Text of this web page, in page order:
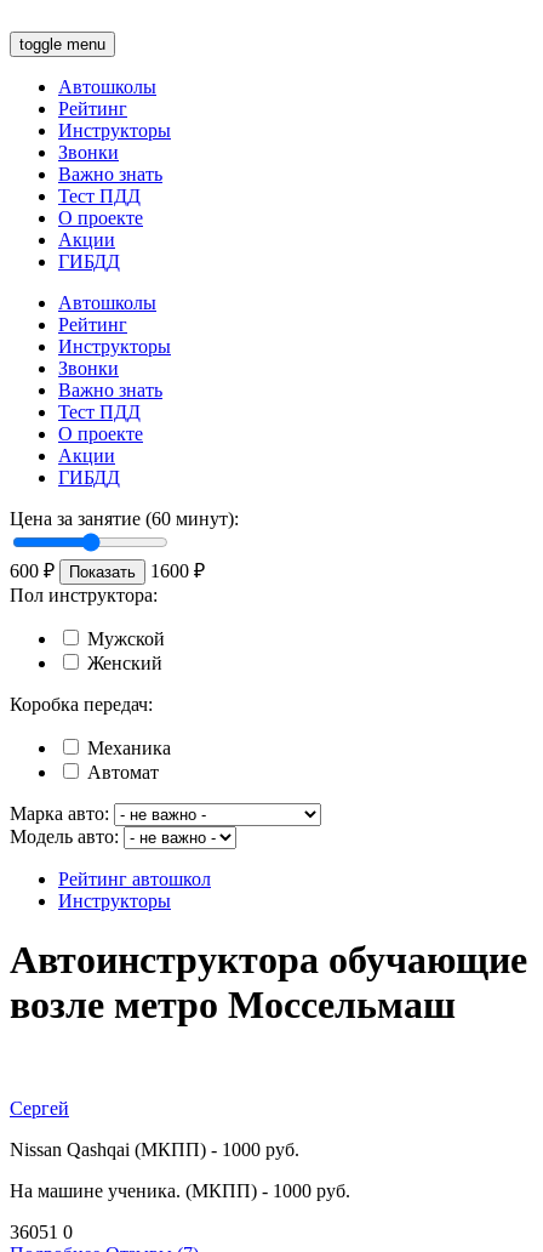
toggle menu
Автошколы
Рейтинг
Инструкторы
Звонки
Важно знать
Тест ПДД
О проекте
Акции
ГИБДД
Автошколы
Рейтинг
Инструкторы
Звонки
Важно знать
Тест ПДД
О проекте
Акции
ГИБДД
Цена за занятие (60 минут):
600 ₽ Показать 1600 ₽
Пол инструктора:
Мужской
Женский
Коробка передач:
Механика
Автомат
Марка авто:
Модель авто:
Рейтинг автошкол
Инструкторы
Автоинструктора обучающие
возле метро Моссельмаш
Сергей
Nissan Qashqai (МКПП) - 1000 руб.
На машине ученика. (МКПП) - 1000 руб.
36051 0